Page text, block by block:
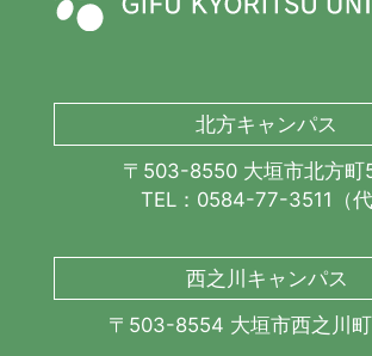
北方キャンパス
〒503-8550 大垣市北方
TEL：0584-77-3511（代
西之川キャンパス
〒503-8554 大垣市西之川